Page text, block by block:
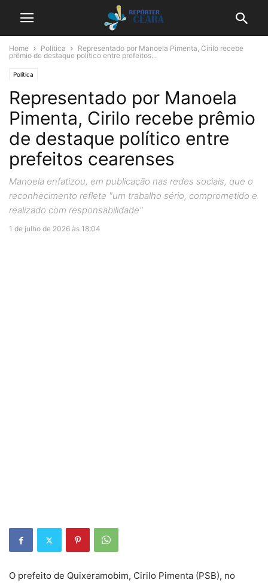
Home Política
Representado por Manoela Pimenta, Cirilo recebe
prêmio de destaque político entre prefeitos...
Política
Representado por Manoela
Pimenta, Cirilo recebe prêmio
de destaque político entre
prefeitos cearenses
Manoela enfatizou, em publicação nas redes sociais, que o
reconhecimento reflete "um trabalho sério, comprometido e
realizado com responsabilidade"
1 de julho de 2026 às 18:04
O prefeito de Quixeramobim, Cirilo Pimenta (PSB), no